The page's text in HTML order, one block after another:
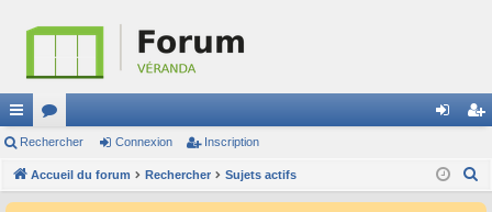
ac
co
or
u ne cri
Rechercher Connexion Inscription
Accueil du forum Rechercher Sujets actifs